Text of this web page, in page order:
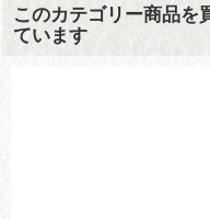
このカテゴリー商品を
ています